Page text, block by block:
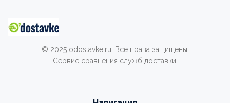
© 2025 odostavke.ru. Все права защищены.
Сервис сравнения служб доставки.